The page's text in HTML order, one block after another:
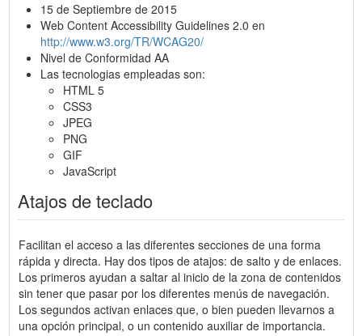
15 de Septiembre de 2015
Web Content Accessibility Guidelines 2.0 en
http://www.w3.org/TR/WCAG20/
Nivel de Conformidad AA
Las tecnologias empleadas son:
HTML 5
CSS3
JPEG
PNG
GIF
JavaScript
Atajos de teclado
Facilitan el acceso a las diferentes secciones de una forma
rápida y directa. Hay dos tipos de atajos: de salto y de enlaces.
Los primeros ayudan a saltar al inicio de la zona de contenidos
sin tener que pasar por los diferentes menús de navegación.
Los segundos activan enlaces que, o bien pueden llevarnos a
una opción principal, o un contenido auxiliar de importancia.